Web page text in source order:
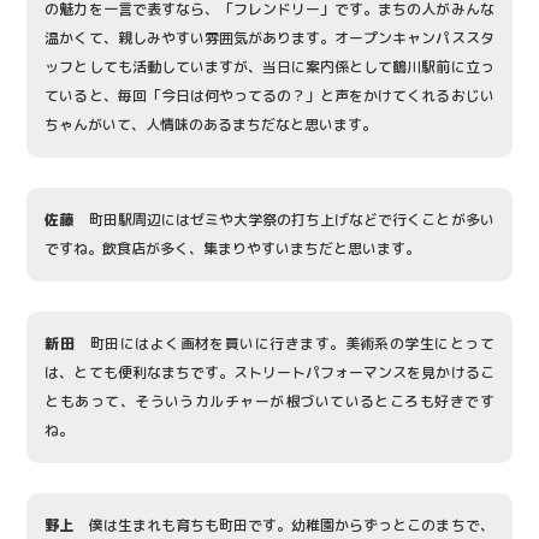
の魅力を一言で表すなら、「フレンドリー」です。まちの人がみんな
温かくて、親しみやすい雰囲気があります。オープンキャンパススタ
ッフとしても活動していますが、当日に案内係として鶴川駅前に立っ
ていると、毎回「今日は何やってるの？」と声をかけてくれるおじい
ちゃんがいて、人情味のあるまちだなと思います。
佐藤 町田駅周辺にはゼミや大学祭の打ち上げなどで行くことが多い
ですね。飲食店が多く、集まりやすいまちだと思います。
新田 町田にはよく画材を買いに行きます。美術系の学生にとって
は、とても便利なまちです。ストリートパフォーマンスを見かけるこ
ともあって、そういうカルチャーが根づいているところも好きです
ね。
野上 僕は生まれも育ちも町田です。幼稚園からずっとこのまちで、